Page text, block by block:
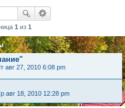
1 из 1
авг 27, 2010 6:08 pm
авг 18, 2010 12:28 pm